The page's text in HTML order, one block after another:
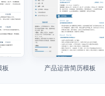
板 产品运营简历模板